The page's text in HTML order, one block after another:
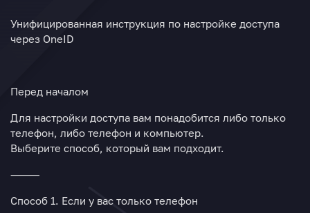
Унифицированная инструкция по настройке доступа
через OneID
Перед началом
Для настройки доступа вам понадобится либо только
телефон, либо телефон и компьютер.
Выберите способ, который вам подходит.
⸻
Способ 1. Если у вас только телефон